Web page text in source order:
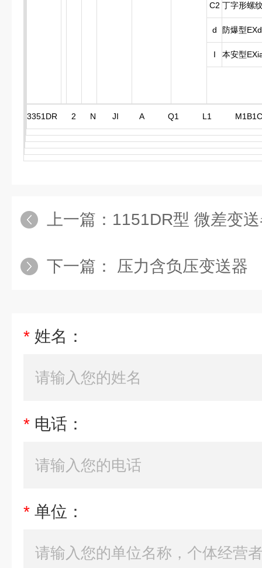
C2 丁字形螺
d 防爆型
I 本安型
3351DR 2 N JI A Q1 L1
上一篇： 1151DR型 微差变
下一篇： 压力含负压变送器
* 姓名：
* 电话：
* 单位：